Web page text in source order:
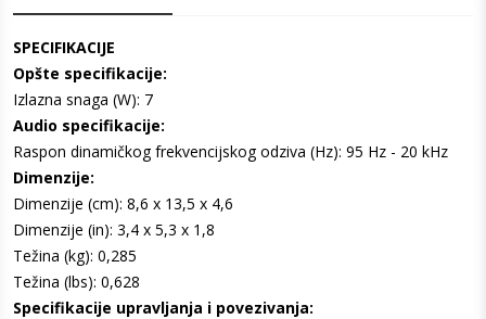
SPECIFIKACIJE
Opšte specifikacije:
Izlazna snaga (W): 7
Audio specifikacije:
Raspon dinamičkog frekvencijskog odziva (Hz): 95 Hz - 20 kHz
Dimenzije:
Dimenzije (cm): 8,6 x 13,5 x 4,6
Dimenzije (in): 3,4 x 5,3 x 1,8
Težina (kg): 0,285
Težina (lbs): 0,628
Specifikacije upravljanja i povezivanja: